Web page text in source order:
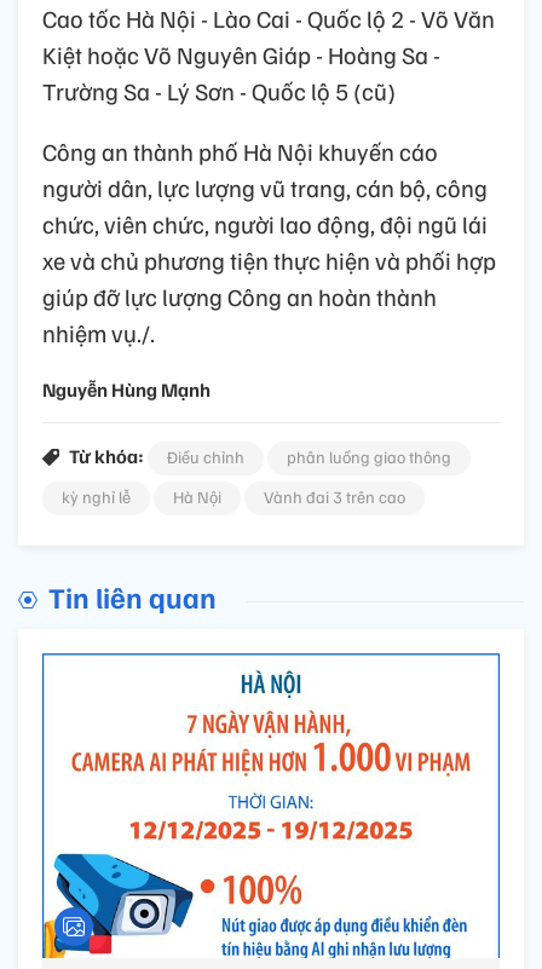
Cao tốc Hà Nội - Lào Cai - Quốc lộ 2 - Võ Văn
Kiệt hoặc Võ Nguyên Giáp - Hoàng Sa -
Trường Sa - Lý Sơn - Quốc lộ 5 (cũ)
Công an thành phố Hà Nội khuyến cáo
người dân, lực lượng vũ trang, cán bộ, công
chức, viên chức, người lao động, đội ngũ lái
xe và chủ phương tiện thực hiện và phối hợp
giúp đỡ lực lượng Công an hoàn thành
nhiệm vụ./.
Nguyễn Hùng Mạnh
Từ khóa: Điều chỉnh
phân luồng giao thông
kỳ nghỉ lễ
Hà Nội Vành đai 3 trên cao
Tin liên quan